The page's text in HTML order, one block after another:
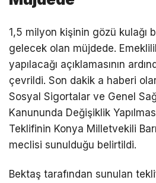
1,5 milyon kişinin gözü kulağı
gelecek olan müjdede.
yapılacağı açıklamasının
çevrildi. Son dakik a haberi
Sosyal Sigortalar ve Genel
Kanununda Değişiklik
Teklifinin Konya Milletvekili
meclisi sunulduğu belirtildi.
Bektaş tarafından sunulan